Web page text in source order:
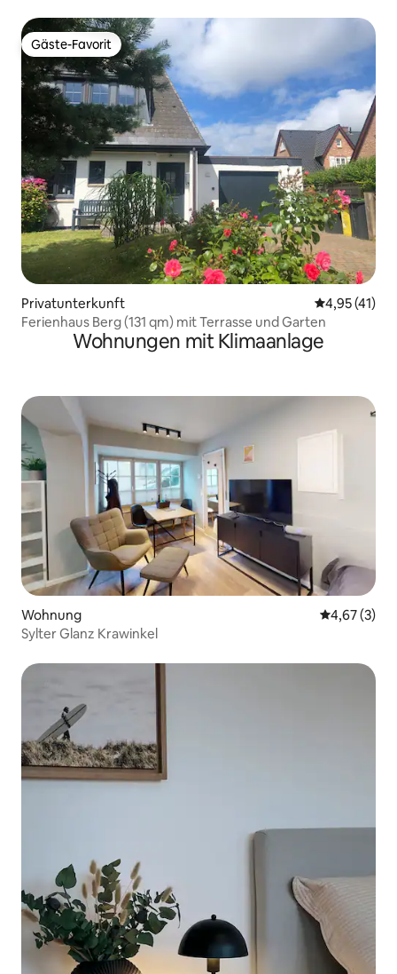
Gäste-Favorit
Gäste-Favorit
Privatunterkunft
4,95 (41)
Ferienhaus Berg (131 qm) mit Terrasse und Garten
Wohnungen mit Klimaanlage
Wohnung
4,67 (3)
Sylter Glanz Krawinkel